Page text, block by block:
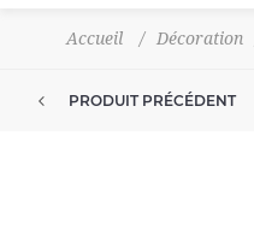
Accueil / Décoration
PRODUIT PRÉCÉDENT